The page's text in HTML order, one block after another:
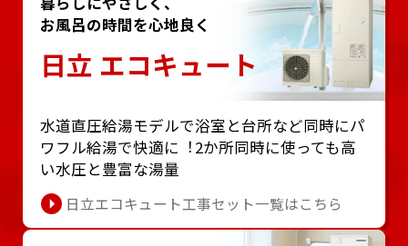
お風呂の時間を心地良く
日立 エコキュート
⽔道直圧給湯モデルで浴室と台所など同時にパ
ワフル給湯で快適に︕2か所同時に使っても⾼
い⽔圧と豊富な湯量
日立エコキュート工事セット一覧はこちら